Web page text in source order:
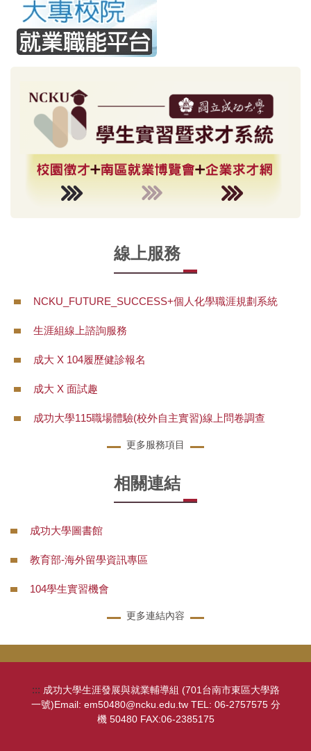
線上服務
NCKU_FUTURE_SUCCESS+個人化學職涯規劃系統
生涯組線上諮詢服務
成大 X 104履歷健診報名
成大 X 面試趣
成功大學115職場體驗(校外自主實習)線上問卷調查
更多服務項目
相關連結
成功大學圖書館
教育部-海外留學資訊專區
104學生實習機會
更多連結內容
::: 成功大學生涯發展與就業輔導組 (701台南市東區大學路
一號)Email: em50480@ncku.edu.tw TEL: 06-2757575 分
機 50480 FAX:06-2385175